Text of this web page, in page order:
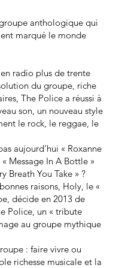
anthologique qui
marqué le monde
radio plus de trente
du groupe, riche
The Police a réussi à
son, un nouveau style
le rock, le reggae, le
aujourd’hui « Roxanne
« Message In A Bottle »
Breath You Take » ?
raisons, Holy, le «
décide en 2013 de
Police, un « tribute
au groupe mythique
: faire vivre ou
richesse musicale et la